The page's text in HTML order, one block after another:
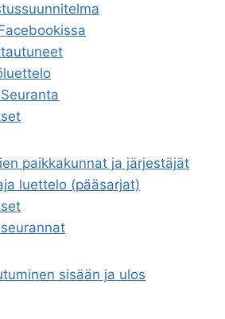
paikkakunnat ja järjestäjät
luettelo (pääsarjat)
sisään ja ulos